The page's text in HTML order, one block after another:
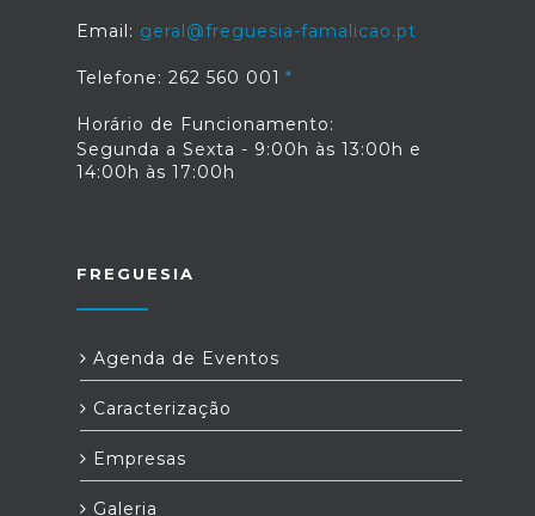
Email: geral@freguesia-famalicao.pt
Telefone: 262 560 001
Horário de Funcionamento:
Segunda a Sexta - 9:00h às 13:00h e
14:00h às 17:00h
FREGUESIA
Agenda de Eventos
Caracterização
Empresas
Galeria